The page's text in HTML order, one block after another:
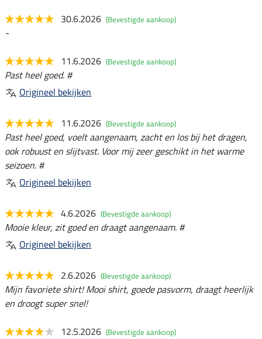
30.6.2026 (Bevestigde aankoop)
-
11.6.2026 (Bevestigde aankoop)
Past heel goed. #
Origineel bekijken
11.6.2026 (Bevestigde aankoop)
Past heel goed, voelt aangenaam, zacht en los bij het dragen,
ook robuust en slijtvast. Voor mij zeer geschikt in het warme
seizoen. #
Origineel bekijken
4.6.2026 (Bevestigde aankoop)
Mooie kleur, zit goed en draagt aangenaam. #
Origineel bekijken
2.6.2026 (Bevestigde aankoop)
Mijn favoriete shirt! Mooi shirt, goede pasvorm, draagt heerlijk
en droogt super snel!
12.5.2026 (Bevestigde aankoop)